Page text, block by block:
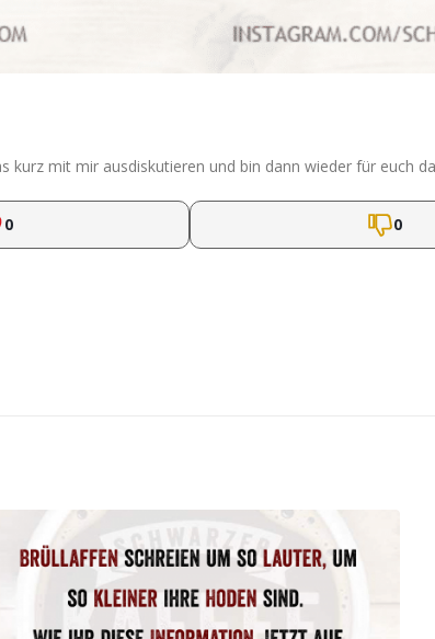
kurz mit mir ausdiskutieren und bin dann wieder für euch
0 0